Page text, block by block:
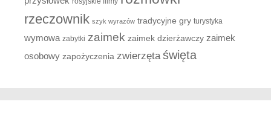
rzeczownik szyk wyrazów tradycyjne gry turystyka
wymowa zabytki zaimek zaimek dzierżawczy zaimek
osobowy zapożyczenia zwierzęta święta